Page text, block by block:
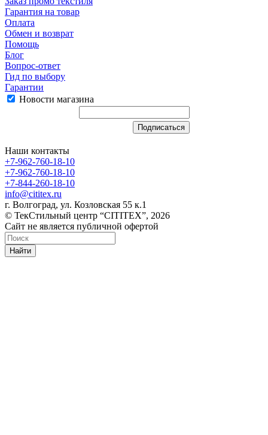
Гарантия на товар
Оплата
Обмен и возврат
Помощь
Блог
Вопрос-ответ
Гид по выбору
Гарантии
Новости магазина
Наши контакты
+7-962-760-18-10
+7-962-760-18-10
+7-844-260-18-10
info@cititex.ru
г. Волгоград, ул. Козловская 55 к.1
© ТекСтильный центр “CITITEX”, 2026
Сайт не является публичной офертой
Найти